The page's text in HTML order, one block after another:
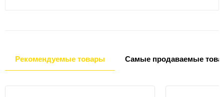
Рекомендуемые товары Самые продаваемые